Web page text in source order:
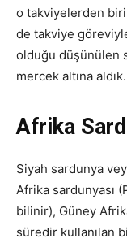
o takviyelerden
de takviye
olduğu düşünülen
mercek altına aldık.
Afrika
Siyah sardunya
Afrika sardunyası
bilinir), Güney
süredir kullanılan